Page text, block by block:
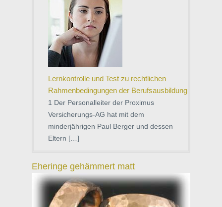
Lernkontrolle und Test zu rechtlichen
Rahmenbedingungen der Berufsausbildung
1 Der Personalleiter der Proximus
Versicherungs-AG hat mit dem
minderjährigen Paul Berger und dessen
Eltern […]
Eheringe gehämmert matt